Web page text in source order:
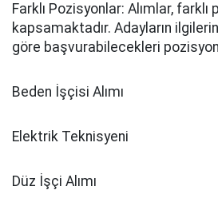
Farklı Pozisyonlar: Alımlar, farklı
kapsamaktadır. Adayların
göre başvurabilecekleri
Beden İşçisi Alımı
Elektrik Teknisyeni
Düz İşçi Alımı